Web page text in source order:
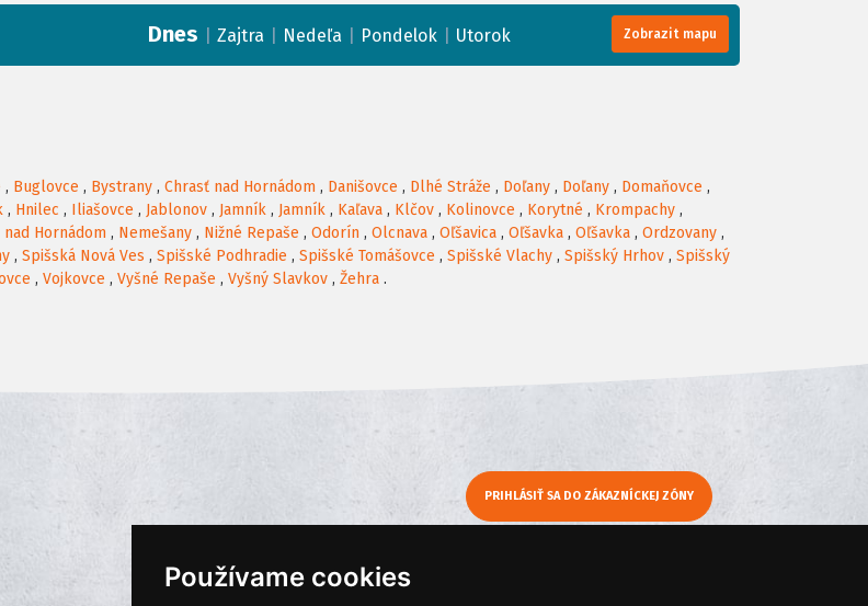
Používame cookies
Dnes Zajtra Nedeľa Pondelok Utorok Zobrazit mapu
, Buglovce , Bystrany , Chrasť nad Hornádom , Danišovce , Dlhé Stráže , Doľany , Doľany , Domaňovce ,
, Hnilec , Iliašovce , Jablonov , Jamník , Jamník , Kaľava , Klčov , Kolinovce , Korytné , Krompachy ,
nad Hornádom , Nemešany , Nižné Repaše , Odorín , Olcnava , Oľšavica , Oľšavka , Oľšavka , Ordzovany ,
, Spišská Nová Ves , Spišské Podhradie , Spišské Tomášovce , Spišské Vlachy , Spišský Hrhov , Spišský
, Vojkovce , Vyšné Repaše , Vyšný Slavkov , Žehra .
PRIHLÁSIŤ SA DO ZÁKAZNÍCKEJ ZÓNY
Ochrana osobných údajov